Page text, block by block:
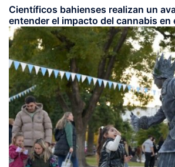
Científicos bahienses realizan un
entender el impacto del cannabis en